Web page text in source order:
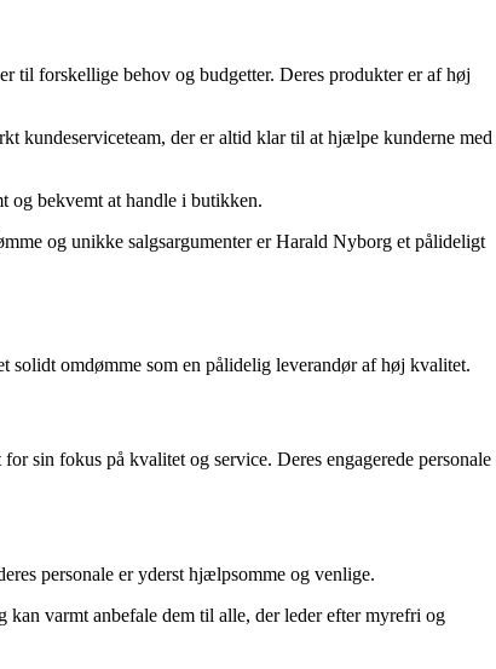
til forskellige behov og budgetter. Deres produkter er af høj
kundeserviceteam, der er altid klar til at hjælpe kunderne med
og bekvemt at handle i butikken.
og unikke salgsargumenter er Harald Nyborg et pålideligt
solidt omdømme som en pålidelig leverandør af høj kvalitet.
sin fokus på kvalitet og service. Deres engagerede personale
personale er yderst hjælpsomme og venlige.
varmt anbefale dem til alle, der leder efter myrefri og